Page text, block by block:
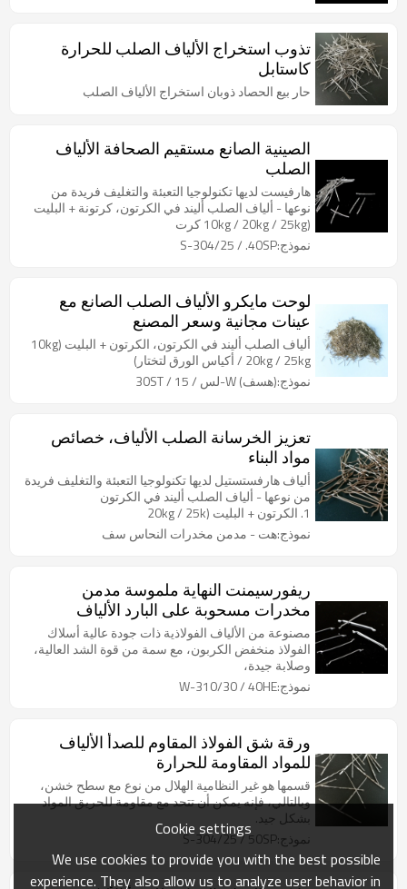
تذوب استخراج الألياف الصلب للحرارة
كاستابل
حار بيع الحصاد ذوبان استخراج الألياف الصلب
الصينية الصانع مستقيم الصحافة الألياف
الصلب
هارفيست لديها تكنولوجيا التعبئة والتغليف فريدة من
نوعها - ألياف الصلب أليند في الكرتون، كرتونة + البليت
(10kg / 20kg / 25kg كرت
نموذج:S-304/25 / .40SP
لوحت مايكرو الألياف الصلب الصانع مع
عينات مجانية وسعر المصنع
ألياف الصلب أليند في الكرتون، الكرتون + البليت (10kg
/ 20kg / 25kg أكياس الورق لتختار)
نموذج:(هسف) W-لس / 15 / 30ST
تعزيز الخرسانة الصلب الألياف، خصائص
مواد البناء
ألياف هارفستستيل لديها تكنولوجيا التعبئة والتغليف فريدة
من نوعها - ألياف الصلب أليند في الكرتون
1. الكرتون + البليت (20kg / 25k
نموذج:هت - مدمن مخدرات النحاس سف
ريفورسيمنت النهاية ملموسة مدمن
مخدرات مسحوبة على البارد الألياف
الفولاذية مصنع
مصنوعة من الألياف الفولاذية ذات جودة عالية أسلاك
الفولاذ منخفض الكربون، مع سمة من قوة الشد العالية،
وصلابة جيدة،
نموذج:W-310/30 / 40HE
ورقة شق الفولاذ المقاوم للصدأ الألياف
للمواد المقاومة للحرارة
قسمها هو غير النظامية الهلال من نوع مع سطح خشن،
وبالتالي، فإنه يمكن أن تتحد مع مقاومة للحريق المواد
بشكل جيد.
نموذج:S-304/25 / 50SP
Cookie settings
We use cookies to provide you with the best possible
experience. They also allow us to analyze user behavior in